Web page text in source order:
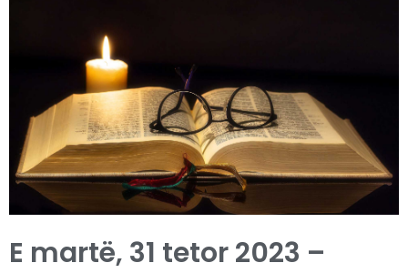
E martë, 31 tetor 2023 –